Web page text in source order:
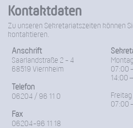
Kontaktdaten
Zu unseren Sekretariatszeiten können
kontaktieren.
Anschrift
Saarlandstraße 2 - 4
68519 Viernheim
Telefon
06204 / 96 11 0
Fax
06204-96 11 18
07:00
14:00
Freitag
07:00